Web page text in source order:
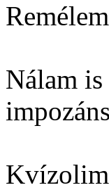
Nálam